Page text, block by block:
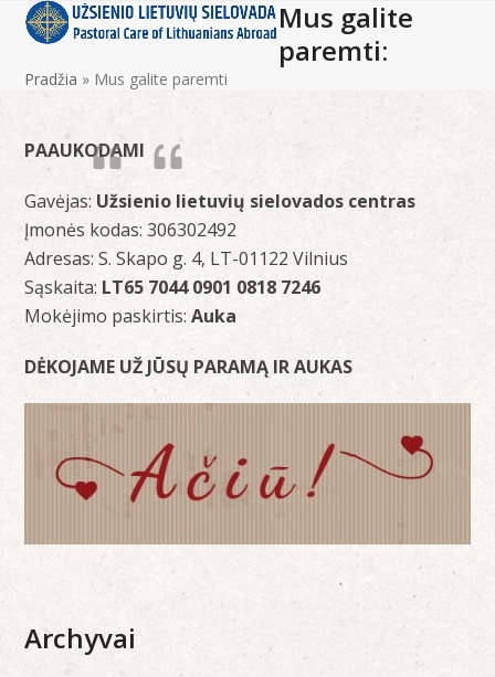
SkipOpen
mobile
menu
Close
mobile
menu
Mus galite
paremti:
Pradžia » Mus galite paremti
PAAUKODAMI
Gavėjas: Užsienio lietuvių sielovados centras
Įmonės kodas: 306302492
Adresas: S. Skapo g. 4, LT-01122 Vilnius
Sąskaita: LT65 7044 0901 0818 7246
Mokėjimo paskirtis:Auka
DĖKOJAME UŽ JŪSŲ PARAMĄ IR AUKAS
Archyvai